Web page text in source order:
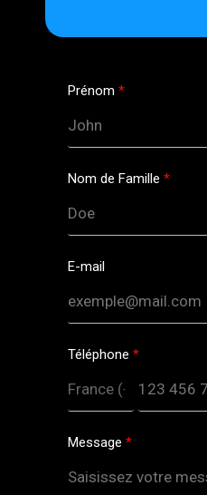
Prénom
Nom de Famille
E-mail
Téléphone
Message